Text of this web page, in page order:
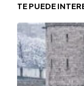
TE PUEDE